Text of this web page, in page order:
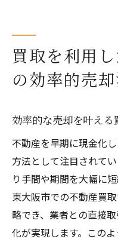
買取を利用
の効率的売
効率的な売却を叶える
不動産を早期に現金化
方法として注目されて
り手間や期間を大幅に
東大阪市での不動産買
略でき、業者との直接
化が実現します。この